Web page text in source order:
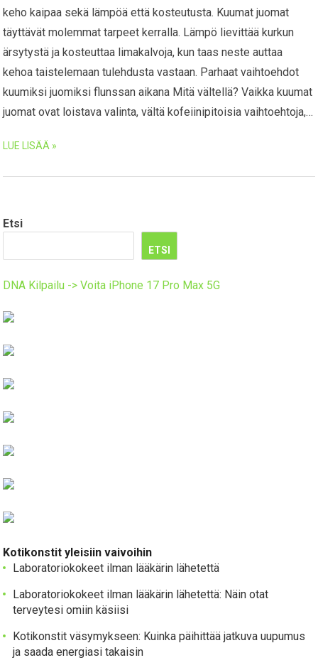
keho kaipaa sekä lämpöä että kosteutusta. Kuumat juomat
täyttävät molemmat tarpeet kerralla. Lämpö lievittää kurkun
ärsytystä ja kosteuttaa limakalvoja, kun taas neste auttaa
kehoa taistelemaan tulehdusta vastaan. Parhaat vaihtoehdot
kuumiksi juomiksi flunssan aikana Mitä vältellä? Vaikka kuumat
juomat ovat loistava valinta, vältä kofeiinipitoisia vaihtoehtoja,…
LUE LISÄÄ »
Etsi
ETSI
DNA Kilpailu -> Voita iPhone 17 Pro Max 5G
Kotikonstit yleisiin vaivoihin
Laboratoriokokeet ilman lääkärin lähetettä
Laboratoriokokeet ilman lääkärin lähetettä: Näin otat
terveytesi omiin käsiisi
Kotikonstit väsymykseen: Kuinka päihittää jatkuva uupumus
ja saada energiasi takaisin